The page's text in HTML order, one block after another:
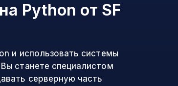
Python от SF
и использовать системы
станете специалистом
серверную часть